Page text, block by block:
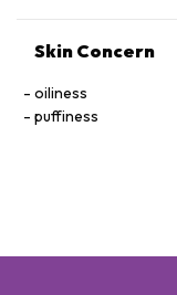
Skin Concern
oiliness
puffiness